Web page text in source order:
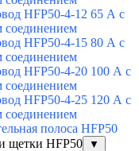
HFP50-4-12 65 А с
соединением
HFP50-4-15 80 А с
соединением
HFP50-4-20 100 А с
соединением
HFP50-4-25 120 А с
соединением
полоса HFP50
щетки HFP50
▼